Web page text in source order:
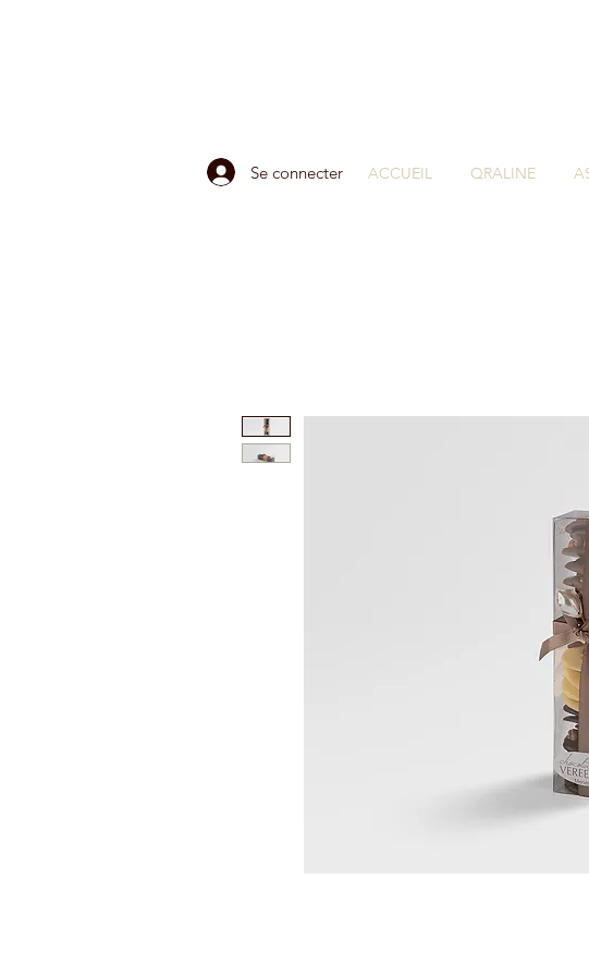
Se connecter ACCUEIL QRALINE